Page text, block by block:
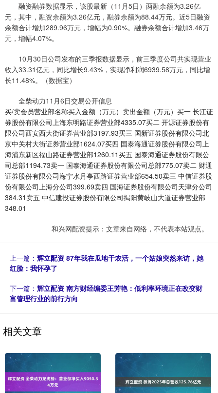
融资融券数据显示，该股最新（11月5日）两融余额为3.26亿
元，其中，融资余额为3.26亿元，融券余额为88.44万元。近5日融资
余额合计增加289.96万元，增幅为0.90%。融券余额合计增加3.46万
元，增幅4.07%。
10月30日公司发布的三季报数据显示，前三季度公司共实现营业
收入33.31亿元，同比增长9.43%，实现净利润6939.58万元，同比增
长11.48%。（数据宝）
全柴动力11月6日交易公开信息
买/卖会员营业部名称买入金额（万元）卖出金额（万元）买一 长江证
券股份有限公司上海东明路证券营业部4335.07买二 开源证券股份有
限公司西安西大街证券营业部3197.93买三 国新证券股份有限公司北
京中关村大街证券营业部1624.07买四 国泰海通证券股份有限公司上
海浦东新区福山路证券营业部1260.11买五 国泰海通证券股份有限公
司总部1194.73卖一 国泰海通证券股份有限公司总部775.07卖二 财通
证券股份有限公司海宁水月亭西路证券营业部654.50卖三 中信证券股
份有限公司上海分公司399.69卖四 国海证券股份有限公司天津分公司
384.31卖五 中信建投证券股份有限公司揭阳黄岐山大道证券营业部
348.01
和兴网配资提示：文章来自网络，不代表本站观点。
上一篇： 辉立配资 87年我在瓜地干农活，一个姑娘突然来访，她
红脸：我怀孕了
下一篇： 辉立配资 南方财经编委王芳艳：低利率环境正在改变财
富管理行业的前行方向
相关文章